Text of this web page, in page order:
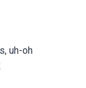
uh-oh